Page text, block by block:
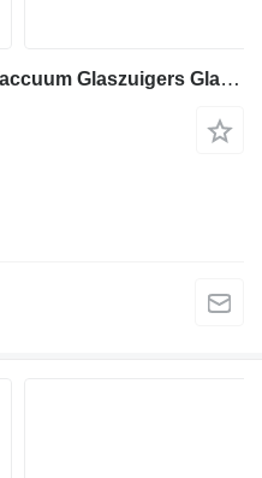
Jekko GVI 4 2LX 12V GlassVaccuum Glaszuigers Glasheffer